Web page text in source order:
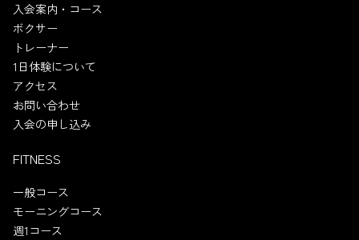
入会案内・コース
ボクサー
トレーナー
1日体験について
アクセス
お問い合わせ
入会の申し込み
FITNESS
一般コース
モーニングコース
週1コース